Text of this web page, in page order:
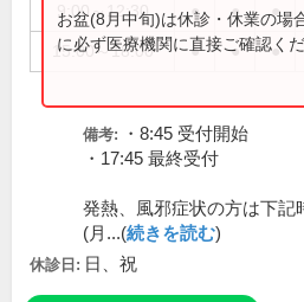
9:00～12:30 ● ● ●
15:00～18:00 ● ● ●
お盆(8月中旬)は休診・休業の場
に必ず医療機関に直接ご確認くだ
備考:
・8:45 受付開始
・17:45 最終受付
発熱、風邪症状の方は下記
(月...(続きを読む)
休診日: 日、祝